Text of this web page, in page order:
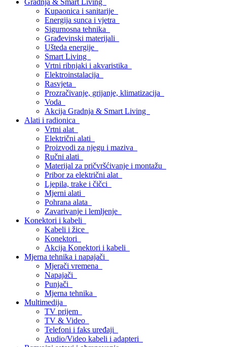
Gradnja & Smart Living
Kupaonica i sanitarije
Energija sunca i vjetra
Sigurnosna tehnika
Građevinski materijali
Ušteda energije
Smart Living
Vrtni ribnjaki i akvaristika
Elektroinstalacija
Rasvjeta
Prozračivanje, grijanje, klimatizacija
Voda
Akcija Gradnja & Smart Living
Alati i radionica
Vrtni alat
Električni alati
Proizvodi za njegu i maziva
Ručni alati
Materijal za pričvršćivanje i montažu
Pribor za električni alat
Ljepila, trake i čičci
Mjerni alati
Pohrana alata
Zavarivanje i lemljenje
Konektori i kabeli
Kabeli i žice
Konektori
Akcija Konektori i kabeli
Mjerna tehnika i napajači
Mjerači vremena
Napajači
Punjači
Mjerna tehnika
Multimedija
TV prijem
TV & Video
Telefoni i faks uređaji
Audio/Video kabeli i adapteri